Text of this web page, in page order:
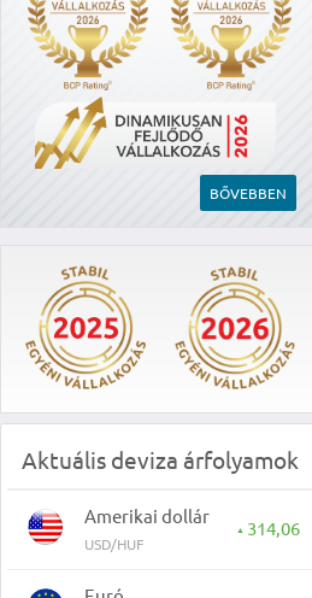
BŐVEBBEN
Aktuális deviza árfolyamok
Amerikai dollár
USD/HUF
▲ 314,06